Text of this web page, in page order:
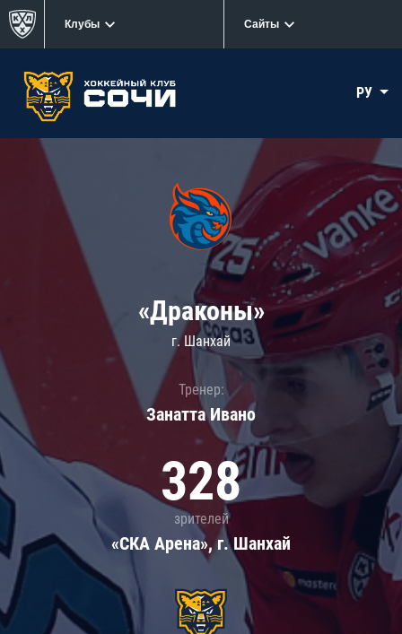
Клубы Сайты
РУ
«Драконы»
г. Шанхай
Тренер:
Занатта Иванo
328
зрителей
«СКА Арена», г. Шанхай